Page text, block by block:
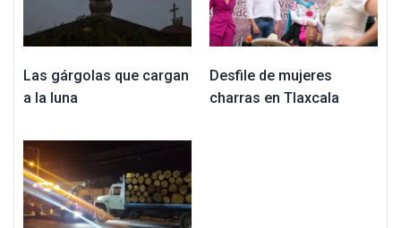
Las gárgolas que cargan
a la luna
Desfile de mujeres
charras en Tlaxcala